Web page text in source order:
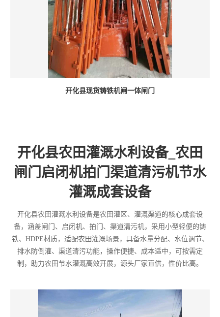
开化县现货铸铁机闸一体闸门
开化县农田灌溉水利设备_农田
闸门启闭机拍门渠道清污机节水
灌溉成套设备
开化县农田灌溉水利设备是农田灌区、灌溉渠道的核心成套设
备，涵盖闸门、启闭机、拍门、渠道清污机，采用小型轻便的铸
铁、HDPE材质，适配农田灌溉场景，具备水量分配、水位调节、
排水防倒灌、渠道清污功能，操作便捷、成本适中，可按需定
制，助力农田节水灌溉高效开展，源头厂家直供，性价比高。